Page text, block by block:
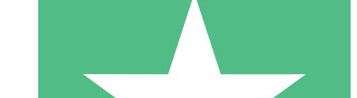
Paquetes de Créditos Individuales
Paga según el uso con créditos de descarga. Sin compromiso